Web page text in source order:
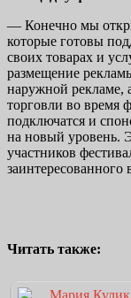
— Конечно мы
которые готовы
своих товарах и
размещение
наружной рекламе,
торговли во время
подключатся и
на новый уровень.
участников
заинтересованного
Читать также: